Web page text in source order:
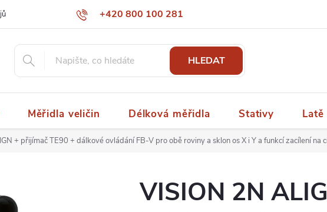
+420 800 100 281
papaspol@papaspol.cz
HLEDAT
Měřidla veličin Délková měřidla Stativy Latě
+ přijímač TE90 + dálkové ovládání FB-V pro obě roviny a sklon os X i Y a funkcí zacílení na
VISION 2N